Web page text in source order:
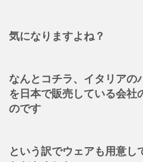
気になりますよね？
なんとコチラ、イタリアの
を日本で販売している会社
のです
という訳でウェアも用意し